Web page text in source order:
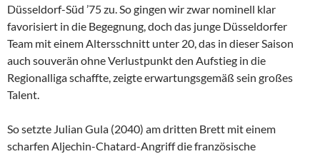
Düsseldorf-Süd ’75 zu. So gingen wir zwar nominell klar
favorisiert in die Begegnung, doch das junge Düsseldorfer
Team mit einem Altersschnitt unter 20, das in dieser Saison
auch souverän ohne Verlustpunkt den Aufstieg in die
Regionalliga schaffte, zeigte erwartungsgemäß sein großes
Talent.
So setzte Julian Gula (2040) am dritten Brett mit einem
scharfen Aljechin-Chatard-Angriff die französische